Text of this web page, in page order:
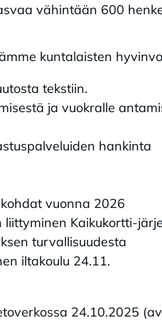
vähintään 600
kuntalaisten
tekstiin.
ja vuokralle
hankinta
vuonna 2026
Kaikukortti-
turvallisuudesta
iltakoulu 24.11.
24.10.2025